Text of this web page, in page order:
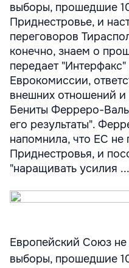
выборы, прошедшие
Приднестровье, и
переговоров
конечно, знаем о
передает
Еврокомиссии,
внешних отношений и
Бениты Ферреро-
его результаты".
напомнила, что ЕС не
Приднестровья, и
"наращивать усилия ...
Европейский Союз не
выборы, прошедшие